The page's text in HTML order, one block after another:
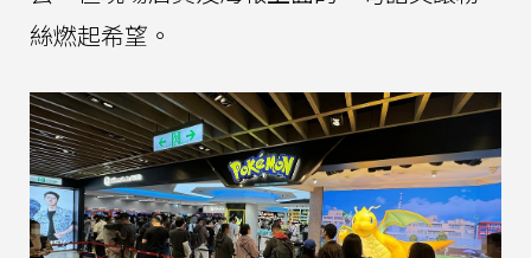
絲燃起希望。